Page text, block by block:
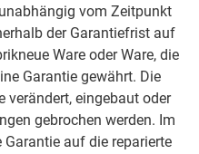
vom Zeitpunkt
der Garantiefrist auf
Ware oder Ware, die
Garantie gewährt. Die
verändert, eingebaut oder
gebrochen werden. Im
auf die reparierte